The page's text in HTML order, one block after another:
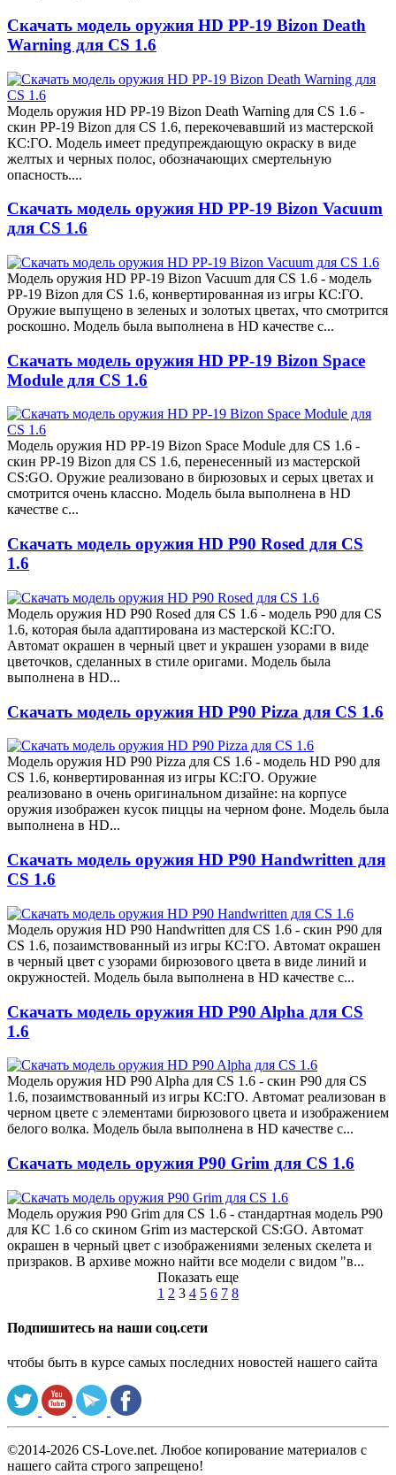
Скачать модель оружия HD PP-19 Bizon Death
Warning для CS 1.6
Модель оружия HD PP-19 Bizon Death Warning для CS 1.6 -
скин PP-19 Bizon для CS 1.6, перекочевавший из мастерской
КС:ГО. Модель имеет предупреждающую окраску в виде
желтых и черных полос, обозначающих смертельную
опасность....
Скачать модель оружия HD PP-19 Bizon Vacuum
для CS 1.6
Модель оружия HD PP-19 Bizon Vacuum для CS 1.6 - модель
PP-19 Bizon для CS 1.6, конвертированная из игры КС:ГО.
Оружие выпущено в зеленых и золотых цветах, что смотрится
роскошно. Модель была выполнена в HD качестве с...
Скачать модель оружия HD PP-19 Bizon Space
Module для CS 1.6
Модель оружия HD PP-19 Bizon Space Module для CS 1.6 -
скин PP-19 Bizon для CS 1.6, перенесенный из мастерской
CS:GO. Оружие реализовано в бирюзовых и серых цветах и
смотрится очень классно. Модель была выполнена в HD
качестве с...
Скачать модель оружия HD P90 Rosed для CS
1.6
Модель оружия HD P90 Rosed для CS 1.6 - модель P90 для CS
1.6, которая была адаптирована из мастерской КС:ГО.
Автомат окрашен в черный цвет и украшен узорами в виде
цветочков, сделанных в стиле оригами. Модель была
выполнена в HD...
Скачать модель оружия HD P90 Pizza для CS 1.6
Модель оружия HD P90 Pizza для CS 1.6 - модель HD P90 для
CS 1.6, конвертированная из игры КС:ГО. Оружие
реализовано в очень оригинальном дизайне: на корпусе
оружия изображен кусок пиццы на черном фоне. Модель была
выполнена в HD...
Скачать модель оружия HD P90 Handwritten для
CS 1.6
Модель оружия HD P90 Handwritten для CS 1.6 - скин P90 для
CS 1.6, позаимствованный из игры КС:ГО. Автомат окрашен
в черный цвет с узорами бирюзового цвета в виде линий и
окружностей. Модель была выполнена в HD качестве с...
Скачать модель оружия HD P90 Alpha для CS
1.6
Модель оружия HD P90 Alpha для CS 1.6 - скин P90 для CS
1.6, позаимствованный из игры КС:ГО. Автомат реализован в
черном цвете с элементами бирюзового цвета и изображением
белого волка. Модель была выполнена в HD качестве с...
Скачать модель оружия P90 Grim для CS 1.6
Модель оружия P90 Grim для CS 1.6 - стандартная модель P90
для КС 1.6 со скином Grim из мастерской CS:GO. Автомат
окрашен в черный цвет с изображениями зеленых скелета и
призраков. В архиве можно найти все модели с видом "в...
Показать еще
1 2 3 4 5 6 7 8
Подпишитесь на наши соц.сети
чтобы быть в курсе самых последних новостей нашего сайта
©2014-2026 CS-Love.net. Любое копирование материалов с
нашего сайта строго запрещено!